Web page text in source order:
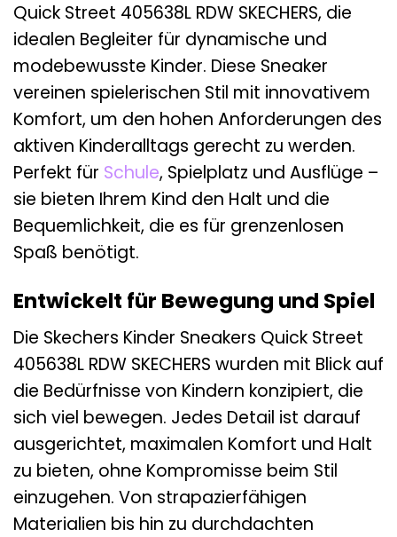
Quick Street 405638L RDW SKECHERS, die
idealen Begleiter für dynamische und
modebewusste Kinder. Diese Sneaker
vereinen spielerischen Stil mit innovativem
Komfort, um den hohen Anforderungen des
aktiven Kinderalltags gerecht zu werden.
Perfekt für Schule, Spielplatz und Ausflüge –
sie bieten Ihrem Kind den Halt und die
Bequemlichkeit, die es für grenzenlosen
Spaß benötigt.
Entwickelt für Bewegung und Spiel
Die Skechers Kinder Sneakers Quick Street
405638L RDW SKECHERS wurden mit Blick auf
die Bedürfnisse von Kindern konzipiert, die
sich viel bewegen. Jedes Detail ist darauf
ausgerichtet, maximalen Komfort und Halt
zu bieten, ohne Kompromisse beim Stil
einzugehen. Von strapazierfähigen
Materialien bis hin zu durchdachten